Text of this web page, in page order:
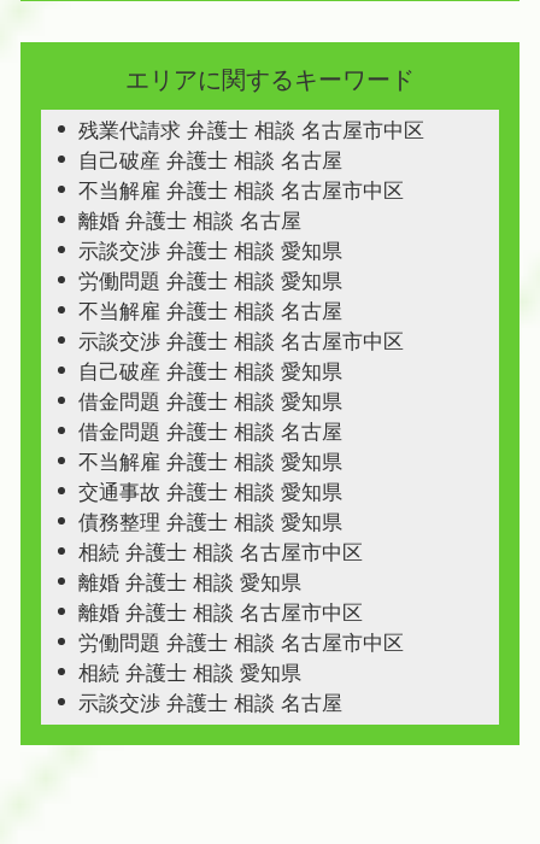
エリアに関するキーワード
残業代請求 弁護士 相談 名古屋市中区
自己破産 弁護士 相談 名古屋
不当解雇 弁護士 相談 名古屋市中区
離婚 弁護士 相談 名古屋
示談交渉 弁護士 相談 愛知県
労働問題 弁護士 相談 愛知県
不当解雇 弁護士 相談 名古屋
示談交渉 弁護士 相談 名古屋市中区
自己破産 弁護士 相談 愛知県
借金問題 弁護士 相談 愛知県
借金問題 弁護士 相談 名古屋
不当解雇 弁護士 相談 愛知県
交通事故 弁護士 相談 愛知県
債務整理 弁護士 相談 愛知県
相続 弁護士 相談 名古屋市中区
離婚 弁護士 相談 愛知県
離婚 弁護士 相談 名古屋市中区
労働問題 弁護士 相談 名古屋市中区
相続 弁護士 相談 愛知県
示談交渉 弁護士 相談 名古屋